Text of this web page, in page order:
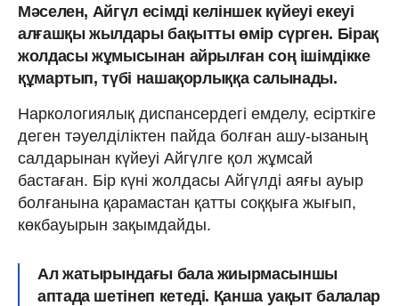
Мәселен, Айгүл есімді келіншек күйеуі екеуі
алғашқы жылдары бақытты өмір сүрген. Бірақ
жолдасы жұмысынан айрылған соң ішімдікке
құмартып, түбі нашақорлыққа салынады.
Наркологиялық диспан­сердегі емделу, есірткіге
деген тәуелділіктен пайда болған ашу-ызаның
салдарынан күйеуі Айгүлге қол жұмсай
бастаған. Бір күні жолдасы Айгүлді аяғы ауыр
болғанына қарамастан қатты соққыға жығып,
көкбауырын зақымдайды.
Ал жатырындағы бала жиырмасыншы
аптада шетінеп кетеді. Қанша уақыт балалар